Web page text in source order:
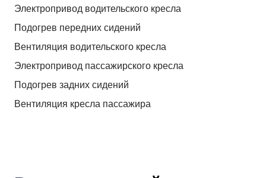
Электропривод водительского кресла
Подогрев передних сидений
Вентиляция водительского кресла
Электропривод пассажирского кресла
Подогрев задних сидений
Вентиляция кресла пассажира